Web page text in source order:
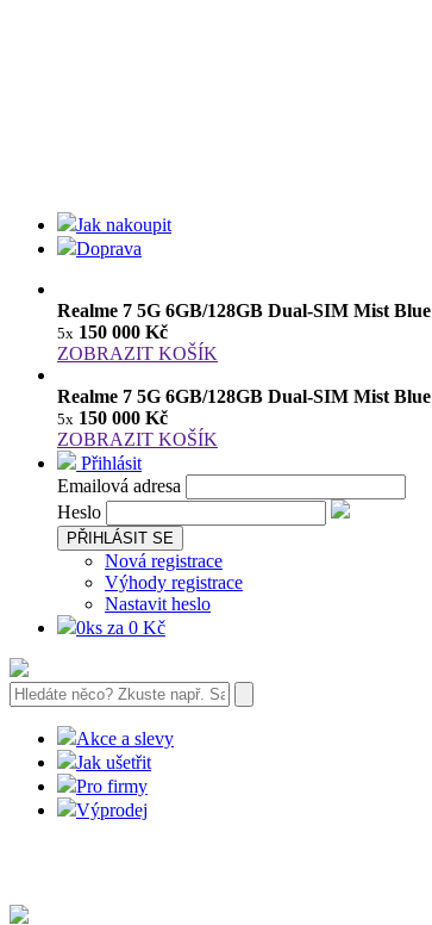
Jak nakoupit
Doprava
Realme 7 5G 6GB/128GB Dual-SIM Mist Blue
5x 150 000 Kč
ZOBRAZIT KOŠÍK
Realme 7 5G 6GB/128GB Dual-SIM Mist Blue
5x 150 000 Kč
ZOBRAZIT KOŠÍK
Přihlásit
Emailová adresa
Heslo
PŘIHLÁSIT SE
Nová registrace
Výhody registrace
Nastavit heslo
0ks za 0 Kč
Akce a slevy
Jak ušetřit
Pro firmy
Výprodej